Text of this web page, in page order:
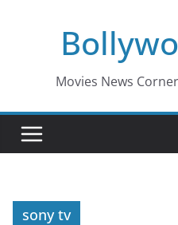
Movies News
sony tv